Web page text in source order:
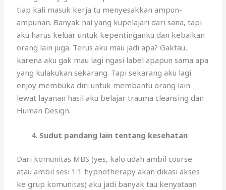
tiap kali masuk kerja tu menyesakkan ampun-
ampunan. Banyak hal yang kupelajari dari sana, tapi
aku harus keluar untuk kepentinganku dan kebaikan
orang lain juga. Terus aku mau jadi apa? Gaktau,
karena aku gak mau lagi ngasi label apapun sama apa
yang kulakukan sekarang. Tapi sekarang aku lagi
enjoy membuka diri untuk membantu orang lain
lewat layanan hasil aku belajar trauma cleansing dan
Human Design.
Sudut pandang lain tentang kesehatan
Dari komunitas MBS (yes, kalo udah ambil course
atau ambil sesi 1:1 hypnotherapy akan dikasi akses
ke grup komunitas) aku jadi banyak tau kenyataan